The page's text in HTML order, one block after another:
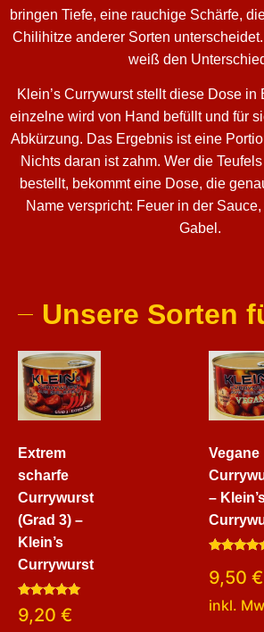
bringen Tiefe, eine rauchige Schärfe,
Chilihitze anderer Sorten
weiß den
Klein’s Currywurst stellt diese Dose in
einzelne wird von Hand befüllt und für
Abkürzung. Das Ergebnis ist eine
Nichts daran ist zahm. Wer die
bestellt, bekommt eine Dose, die
Name verspricht: Feuer in der
Gabel.
Unsere Sorten
Extrem
scharfe
Currywurst
(Grad 3) –
Klein’s
Currywurst
Bewertet
mit
9,20 €
Vegane
–
mit
5.00
9,50 €
inkl.